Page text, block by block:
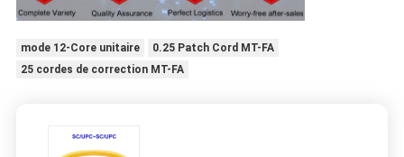
mode 12-Core unitaire
0.25 Patch Cord MT-FA
25 cordes de correction MT-FA